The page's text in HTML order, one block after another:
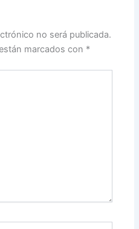
no será publicada.
marcados con *